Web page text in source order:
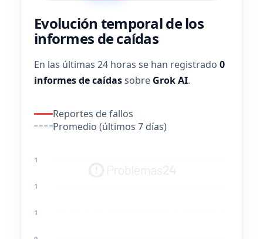
Evolución temporal de los
informes de caídas
En las últimas 24 horas se han registrado 0
informes de caídassobre Grok AI.
Reportes de fallos
Promedio (últimos 7 días)
1
1
1